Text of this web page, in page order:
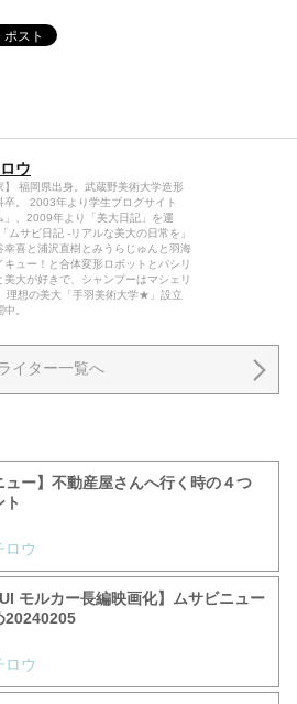
ウ
】 福岡県出身。武蔵野美術大学造形
卒。 2003年より学生ブログサイト
」、2009年より「美大日記」を運
ムサビ日記 -リアルな美大の日常を」
幸喜と浦沢直樹とみうらじゅんと羽海
キュー！と合体変形ロボットとパシリ
美大が好きで、シャンプーはマシェリ
理想の美大「手羽美術大学★」設立
。
ライター一覧へ
ュー】不動産屋さんへ行く時の４つ
ト
ロウ
モルカー長編映画化】ムサビニュー
20240205
ロウ